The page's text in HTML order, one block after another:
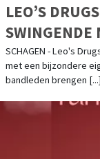
LEO’S
SWINGENDE
LUXE
SCHAGEN - Leo's
met een bijzondere
bandleden brengen [...]